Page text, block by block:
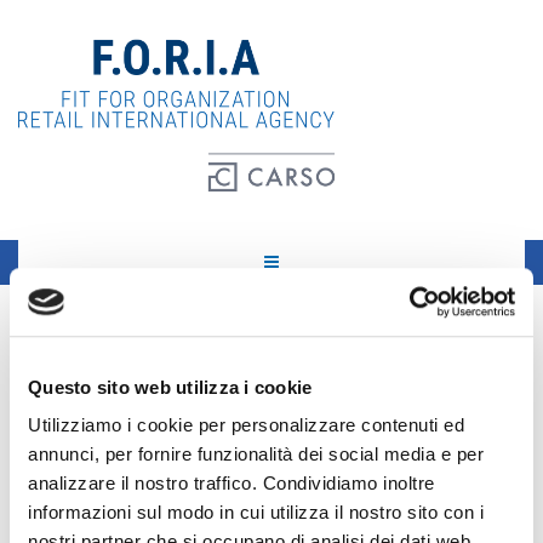
Questo sito web utilizza i cookie
Utilizziamo i cookie per personalizzare contenuti ed
annunci, per fornire funzionalità dei social media e per
analizzare il nostro traffico. Condividiamo inoltre
informazioni sul modo in cui utilizza il nostro sito con i
F.O.R.I.A prendendo atto dell'importanza che assumono
valori fondamentali quali imparzialità e riservatezza nello
svolgimento delle proprie attività ha deciso di redigere la
seguente dichiarazione al fine di esprimere la piena